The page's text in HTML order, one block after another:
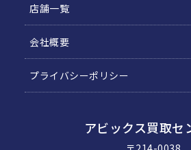
店舗一覧
会社概要
プライバシーポリシー
アビックス買取セ